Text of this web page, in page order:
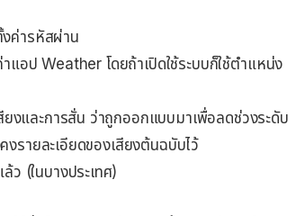
ค่ารหัสผ่าน
อป Weather โดยถ้าเปิดใช้ระบบก็ใช้ตำแหน่ง
งและการสั่น ว่าถูกออกแบบมาเพื่อลดช่วงระดับ
รายละเอียดของเสียงต้นฉบับไว้
(ในบางประเทศ)